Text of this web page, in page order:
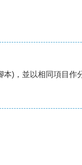
本)，並以相同項目作